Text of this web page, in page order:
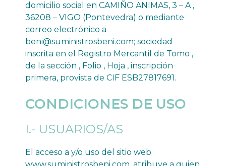
domicilio social en CAMIÑO ANIMAS, 3 – A ,
36208 – VIGO (Pontevedra) o mediante
correo electrónico a
beni@suministrosbeni.com; sociedad
inscrita en el Registro Mercantil de Tomo ,
de la sección , Folio , Hoja , inscripción
primera, provista de CIF ESB27817691.
CONDICIONES DE USO
I.- USUARIOS/AS
El acceso a y/o uso del sitio web